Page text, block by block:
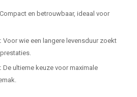
Compact en betrouwbaar, ideaal voor
Voor wie een langere levensduur zoekt
De ultieme keuze voor maximale